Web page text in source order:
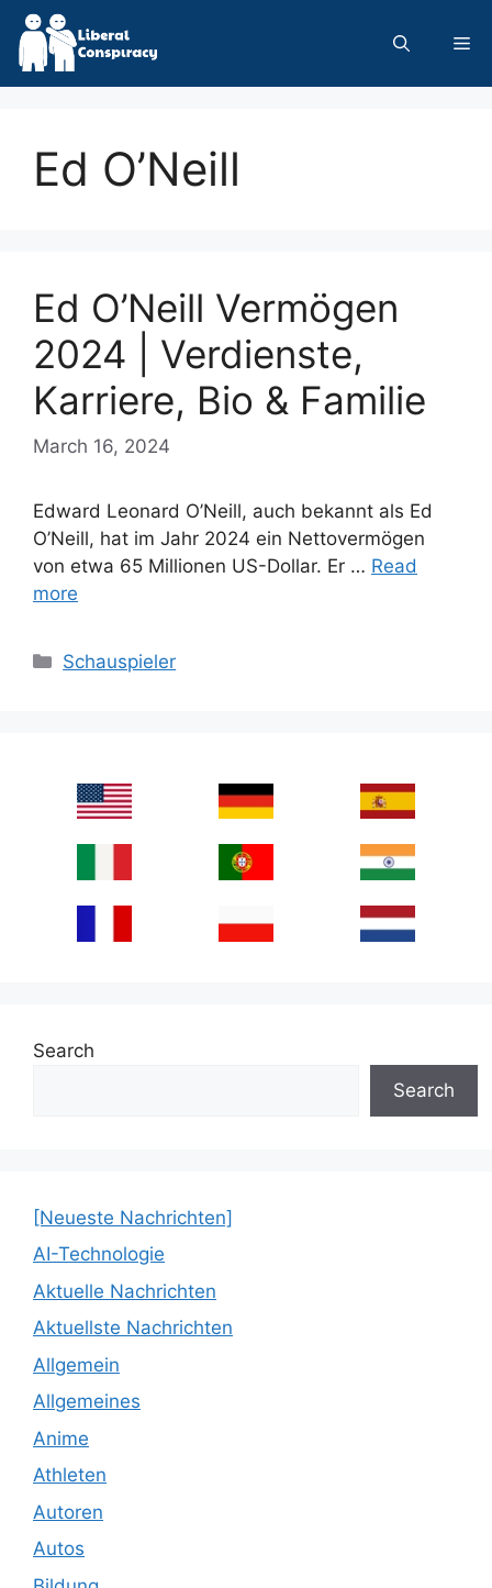
Skip
content
Ed O’Neill
Ed O’Neill Vermögen
2024 | Verdienste,
Karriere, Bio & Familie
March 16, 2024
Edward Leonard O’Neill, auch bekannt als Ed
O’Neill, hat im Jahr 2024 ein Nettovermögen
von etwa 65 Millionen US-Dollar. Er … Read
more
Categories
Schauspieler
Search
Search
[Neueste Nachrichten]
AI-Technologie
Aktuelle Nachrichten
Aktuellste Nachrichten
Allgemein
Allgemeines
Anime
Athleten
Autoren
Autos